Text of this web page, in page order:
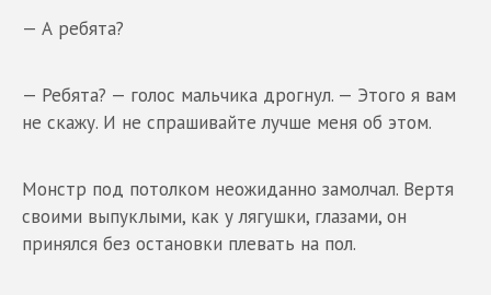
— А ребята?
— Ребята? — голос мальчика дрогнул. — Этого я вам
не скажу. И не спрашивайте лучше меня об этом.
Монстр под потолком неожиданно замолчал. Вертя
своими выпуклыми, как у лягушки, глазами, он
принялся без остановки плевать на пол.